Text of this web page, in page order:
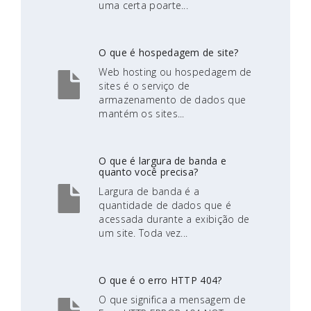
uma certa poarte...
O que é hospedagem de site?
Web hosting ou hospedagem de
sites é o serviço de
armazenamento de dados que
mantém os sites...
O que é largura de banda e
quanto você precisa?
Largura de banda é a
quantidade de dados que é
acessada durante a exibição de
um site. Toda vez...
O que é o erro HTTP 404?
O que significa a mensagem de